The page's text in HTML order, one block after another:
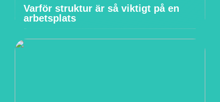
Varför struktur är så viktigt på en
arbetsplats